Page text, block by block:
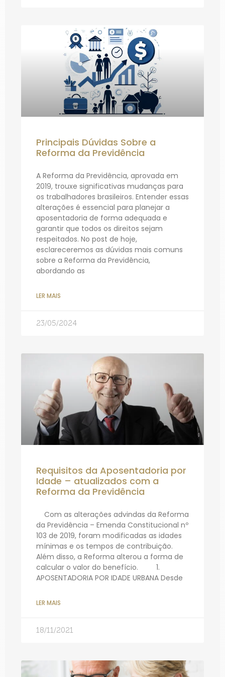
Principais Dúvidas Sobre a
Reforma da Previdência
A Reforma da Previdência, aprovada em
2019, trouxe significativas mudanças para
os trabalhadores brasileiros. Entender essas
alterações é essencial para planejar a
aposentadoria de forma adequada e
garantir que todos os direitos sejam
respeitados. No post de hoje,
esclareceremos as dúvidas mais comuns
sobre a Reforma da Previdência,
abordando as
LER MAIS
23/05/2024
Requisitos da Aposentadoria por
Idade – atualizados com a
Reforma da Previdência
Com as alterações advindas da Reforma
da Previdência – Emenda Constitucional nº
103 de 2019, foram modificadas as idades
mínimas e os tempos de contribuição.
Além disso, a Reforma alterou a forma de
calcular o valor do benefício. 1.
APOSENTADORIA POR IDADE URBANA Desde
LER MAIS
18/11/2021